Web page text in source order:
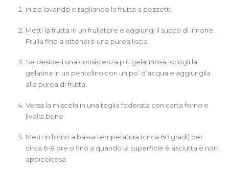
Inizia lavando e tagliando la frutta a pezzetti.
Metti la frutta in un frullatore e aggiungi il succo di limone.
Frulla fino a ottenere una purea liscia.
Se desideri una consistenza più gelatinosa, sciogli la
gelatina in un pentolino con un po’ d’acqua e aggiungila
alla purea di frutta.
Versa la miscela in una teglia foderata con carta forno e
livella bene.
Metti in forno a bassa temperatura (circa 60 gradi) per
circa 6-8 ore o fino a quando la superficie è asciutta e non
appiccicosa.